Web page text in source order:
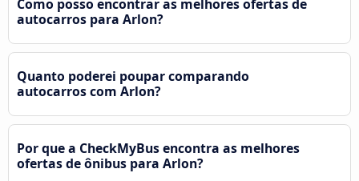
Como posso encontrar as melhores ofertas de
autocarros para Arlon?
Quanto poderei poupar comparando
autocarros com Arlon?
Por que a CheckMyBus encontra as melhores
ofertas de ônibus para Arlon?